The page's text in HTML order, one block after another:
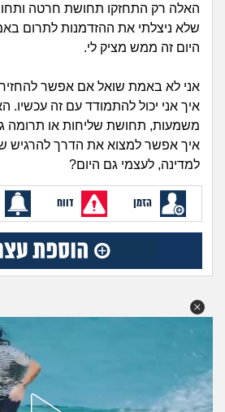
האלה רק התחזקו תחושת חרטה
שלא ניצלתי את ההזדמנות לתרום
היום זה ממש מציק לי.
אני לא באמת שואל אם אפשר
איך אני יכול להתמודד עם זה
משמעות, תחושת שליחות או תרומה
איך אפשר למצוא את הדרך להרגיש
למדינה, לעצמי גם היום?
הזמן דווח